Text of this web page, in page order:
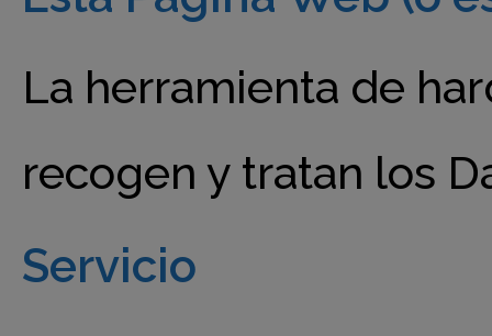
La herramienta de
recogen y tratan los
Servicio